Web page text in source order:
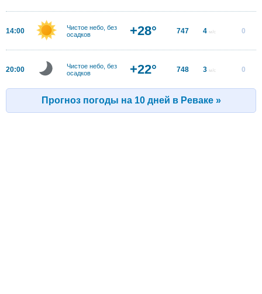
14:00
Чистое небо, без
осадков
+28° 747 4 м/с 0
20:00
Чистое небо, без
осадков
+22° 748 3 м/с 0
Прогноз погоды на 10 дней в Реваке »